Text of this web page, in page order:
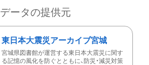
データの提供元
東日本大震災アーカイブ宮城
宮城県図書館が運営する東日本大震災に関す
る記憶の風化を防ぐとともに、防災・減災対策